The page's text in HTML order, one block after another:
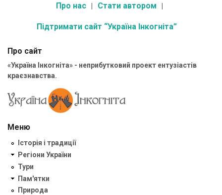
Про нас Стати автором
Підтримати сайт “Україна Інкогніта”
Про сайт
«Україна Інкогніта» - неприбутковий проект ентузіастів
краєзнавства.
Меню
Історія і традиції
Регіони України
Тури
Пам'ятки
Природа